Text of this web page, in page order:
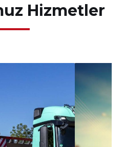
Hizmetler